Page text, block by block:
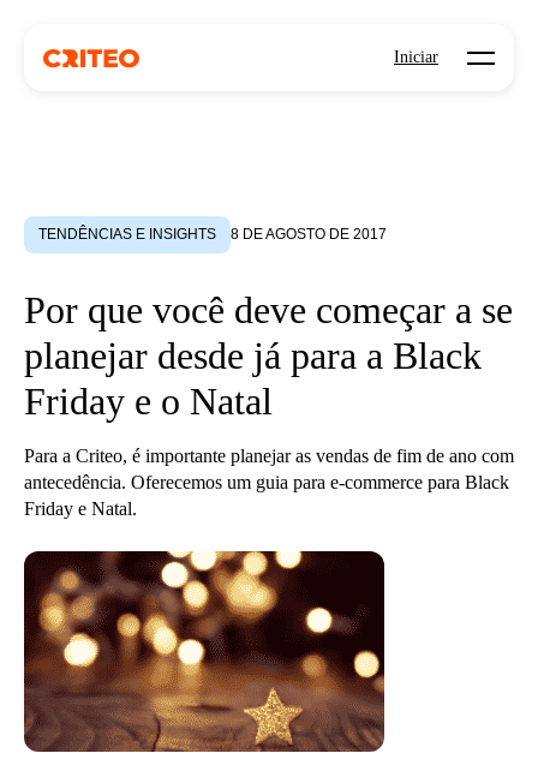
Iniciar Open
TENDÊNCIAS E INSIGHTS 8 DE AGOSTO DE 2017
Por que você deve começar a se
planejar desde já para a Black
Friday e o Natal
Para a Criteo, é importante planejar as vendas de fim de ano com
antecedência. Oferecemos um guia para e-commerce para Black
Friday e Natal.